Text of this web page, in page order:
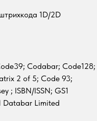
1D/2D
Codabar; Code128;
2 of 5; Code 93;
; ISBN/ISSN; GS1
Databar Limited